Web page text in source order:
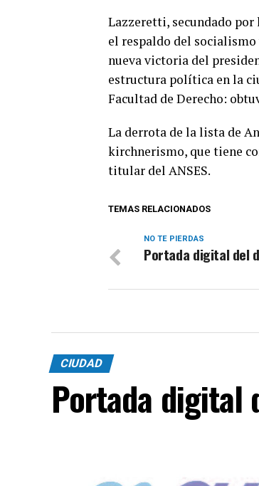
Lazzeretti, secundado por
el respaldo del
nueva victoria del
estructura política en la
Facultad de Derecho:
La derrota de la lista de
kirchnerismo, que tiene
titular del ANSES.
TEMAS RELACIONADOS
NO TE PIERDAS
Portada digital del
CIUDAD
Portada